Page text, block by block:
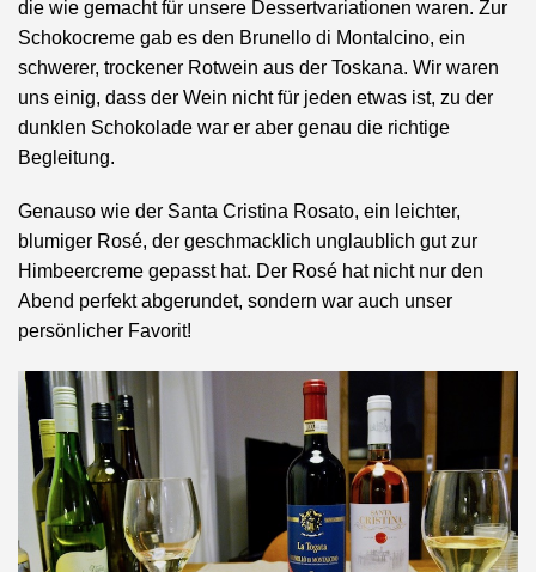
die wie gemacht für unsere Dessertvariationen waren. Zur
Schokocreme gab es den Brunello di Montalcino, ein
schwerer, trockener Rotwein aus der Toskana. Wir waren
uns einig, dass der Wein nicht für jeden etwas ist, zu der
dunklen Schokolade war er aber genau die richtige
Begleitung.
Genauso wie der Santa Cristina Rosato, ein leichter,
blumiger Rosé, der geschmacklich unglaublich gut zur
Himbeercreme gepasst hat. Der Rosé hat nicht nur den
Abend perfekt abgerundet, sondern war auch unser
persönlicher Favorit!